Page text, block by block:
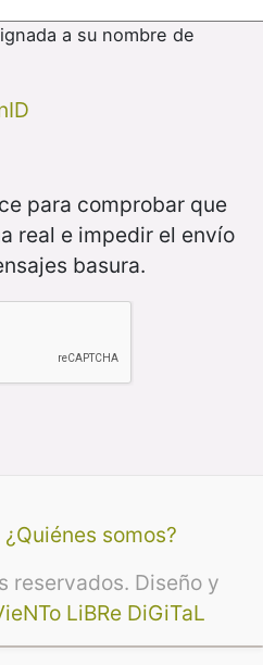
a su nombre de
para comprobar que
real e impedir el envío
basura.
¿Quiénes somos?
reservados. Diseño y
LiBRe DiGiTaL